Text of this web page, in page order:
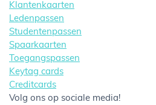
Klantenkaarten
Ledenpassen
Studentenpassen
Spaarkaarten
Toegangspassen
Keytag cards
Creditcards
Volg ons op sociale media!